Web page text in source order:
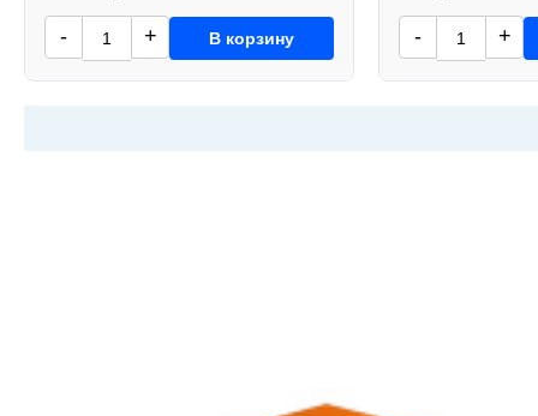
- + В корзину - +